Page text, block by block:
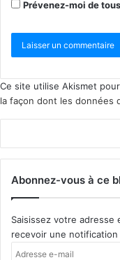
Prévenez-moi de
Ce site utilise Akismet
la façon dont les données
Abonnez-vous à ce
Saisissez votre adresse
recevoir une